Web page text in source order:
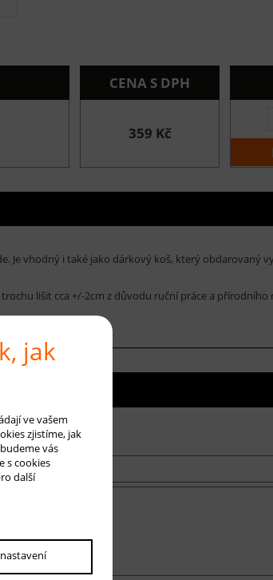
CENA S DPH
359 Kč
Je vhodný i také jako dárkový koš, který obdarovaný
lišit cca +/-2cm z důvodu ruční práce a přírodního
jak
ve vašem
zjistíme, jak
vás
s cookies
další